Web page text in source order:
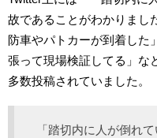
故であることがわかりまし
防車やパトカーが到着した
張って現場検証してる」な
多数投稿されていました。
「踏切内に人が倒れ